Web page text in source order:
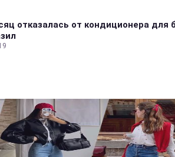
отказалась от кондиционера для